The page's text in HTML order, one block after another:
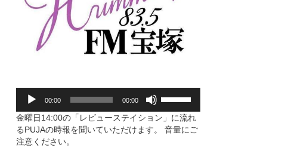
00:00 00:00
リ
ュ
ー
金曜日14:00の「レビューステイション」に流れ
るPUJAの時報を聞いていただけます。 音量にご
注意ください。